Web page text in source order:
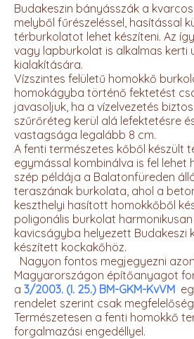
Budakeszin bányásszák a
melyből fűrészeléssel, hasítással
térburkolatot lehet készíteni. Az
vagy lapburkolat is alkalmas kerti
kialakítására.
Vízszintes felületű homokkő
homokágyba történő fektetést
javasoljuk, ha a vízelvezetés
szűrőréteg kerül alá lefektetésre
vastagsága legalább 8 cm.
A fenti természetes kőből készült
egymással kombinálva is fel lehet
szép példája a Balatonfüreden
teraszának burkolata, ahol a
keszthelyi hasított homokkőből
poligonális burkolat harmonikusan
kavicságyba helyezett Budakeszi
készített kockakőhöz.
Nagyon fontos megjegyezni
Magyarországon építőanyagot
a 3/2003. (I. 25.) BM-GKM-KvVM
rendelet szerint csak
Természetesen a fenti homokkő
forgalmazási engedéllyel.